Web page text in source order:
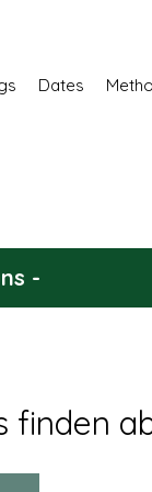
Dates
-